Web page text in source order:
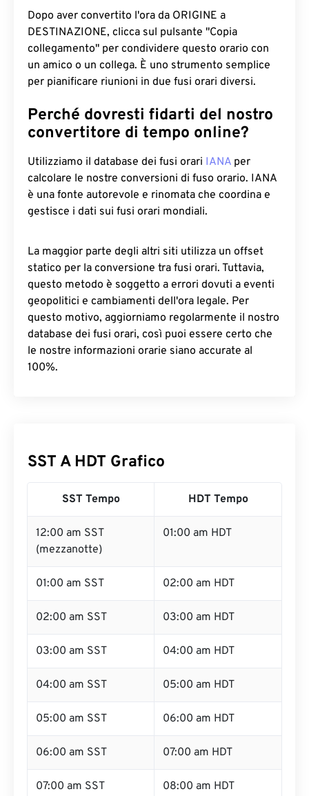
Dopo aver convertito l'ora da ORIGINE a
DESTINAZIONE, clicca sul pulsante "Copia
collegamento" per condividere questo orario con
un amico o un collega. È uno strumento semplice
per pianificare riunioni in due fusi orari diversi.
Perché dovresti fidarti del nostro
convertitore di tempo online?
Utilizziamo il database dei fusi orari IANA per
calcolare le nostre conversioni di fuso orario. IANA
è una fonte autorevole e rinomata che coordina e
gestisce i dati sui fusi orari mondiali.
La maggior parte degli altri siti utilizza un offset
statico per la conversione tra fusi orari. Tuttavia,
questo metodo è soggetto a errori dovuti a eventi
geopolitici e cambiamenti dell'ora legale. Per
questo motivo, aggiorniamo regolarmente il nostro
database dei fusi orari, così puoi essere certo che
le nostre informazioni orarie siano accurate al
100%.
SST A HDT Grafico
SST Tempo HDT Tempo
12:00 am SST
(mezzanotte)
01:00 am HDT
01:00 am SST 02:00 am HDT
02:00 am SST 03:00 am HDT
03:00 am SST 04:00 am HDT
04:00 am SST 05:00 am HDT
05:00 am SST 06:00 am HDT
06:00 am SST 07:00 am HDT
07:00 am SST 08:00 am HDT